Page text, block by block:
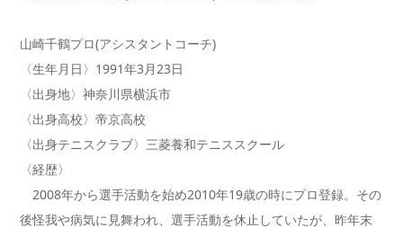
山崎千鶴プロ(アシスタントコーチ)
〈生年月日〉1991年3月23日
〈出身地〉神奈川県横浜市
〈出身高校〉帝京高校
〈出身テニスクラブ〉三菱養和テニススクール
〈経歴〉
2008年から選手活動を始め2010年19歳の時にプロ登録。その
後怪我や病気に見舞われ、選手活動を休止していたが、昨年末